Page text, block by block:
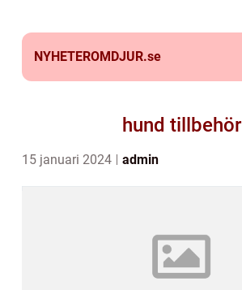
NYHETEROMDJUR.se
hund tillbehör
15 januari 2024 admin